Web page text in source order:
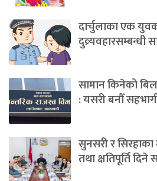
दार्चुलाका एक
दुव्र्यवहारसम्बन्धी
सामान किनेको बिल
: यसरी बनौँ
सुनसरी र
तथा क्षतिपूर्ति